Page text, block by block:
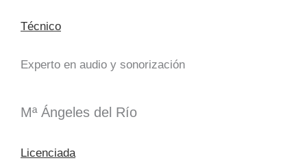
Técnico
Experto en audio y sonorización
Mª Ángeles del Río
Licenciada